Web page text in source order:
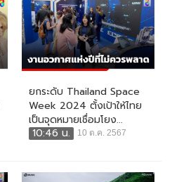
ยกระดับ Thailand Space
Week 2024 ตั้งเป้าให้ไทย
เป็นจุดหมายเชื่อมโยง...
10:46 น.
10 ต.ค. 2567